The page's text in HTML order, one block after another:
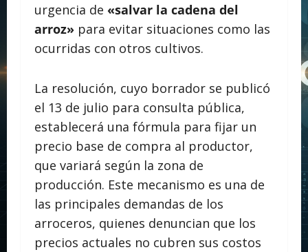
urgencia de «salvar la cadena del
arroz» para evitar situaciones como las
ocurridas con otros cultivos.
La resolución, cuyo borrador se publicó
el 13 de julio para consulta pública,
establecerá una fórmula para fijar un
precio base de compra al productor,
que variará según la zona de
producción. Este mecanismo es una de
las principales demandas de los
arroceros, quienes denuncian que los
precios actuales no cubren sus costos